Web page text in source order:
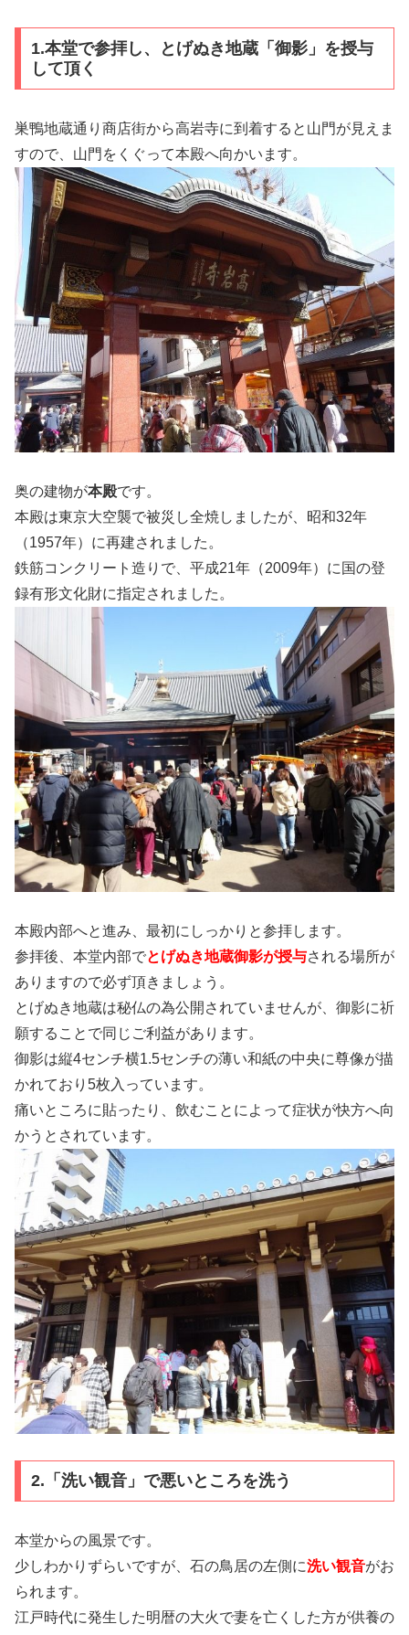
1.本堂で参拝し、とげぬき地蔵「御影」を授与
して頂く
巣鴨地蔵通り商店街から高岩寺に到着すると山門が見えま
すので、山門をくぐって本殿へ向かいます。
奥の建物が本殿です。
本殿は東京大空襲で被災し全焼しましたが、昭和32年
（1957年）に再建されました。
鉄筋コンクリート造りで、平成21年（2009年）に国の登
録有形文化財に指定されました。
本殿内部へと進み、最初にしっかりと参拝します。
参拝後、本堂内部でとげぬき地蔵御影が授与される場所が
ありますので必ず頂きましょう。
とげぬき地蔵は秘仏の為公開されていませんが、御影に祈
願することで同じご利益があります。
御影は縦4センチ横1.5センチの薄い和紙の中央に尊像が描
かれており5枚入っています。
痛いところに貼ったり、飲むことによって症状が快方へ向
かうとされています。
2.「洗い観音」で悪いところを洗う
本堂からの風景です。
少しわかりずらいですが、石の鳥居の左側に洗い観音がお
られます。
江戸時代に発生した明暦の大火で妻を亡くした方が供養の